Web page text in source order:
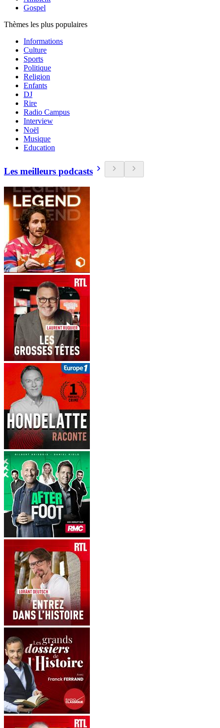
Gospel
Thèmes les plus populaires
Informations
Culture
Sports
Politique
Religion
Enfants
DJ
Rire
Radio Campus
Interview
Noël
Musique
Education
Les meilleurs podcasts